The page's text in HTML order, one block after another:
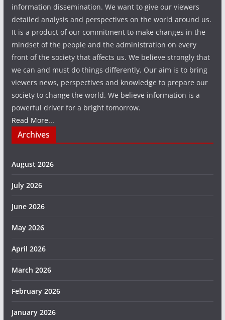
information dissemination. We want to give our viewers
detailed analysis and perspectives on the world around us.
It is a product of our commitment to make changes in the
mindset of the people and the administration on every
front of the society that affects us. We believe strongly that
we can and must do things differently. Our aim is to bring
viewers news, perspectives and knowledge to prepare our
society to change the world. We believe information is a
powerful driver for a bright tomorrow.
Read More...
Archives
August 2026
July 2026
June 2026
May 2026
April 2026
March 2026
February 2026
January 2026